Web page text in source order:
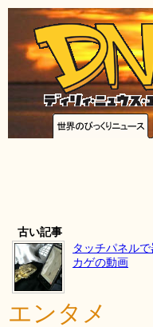
古い記事
タッチパネル
カゲの動画
エンタメ